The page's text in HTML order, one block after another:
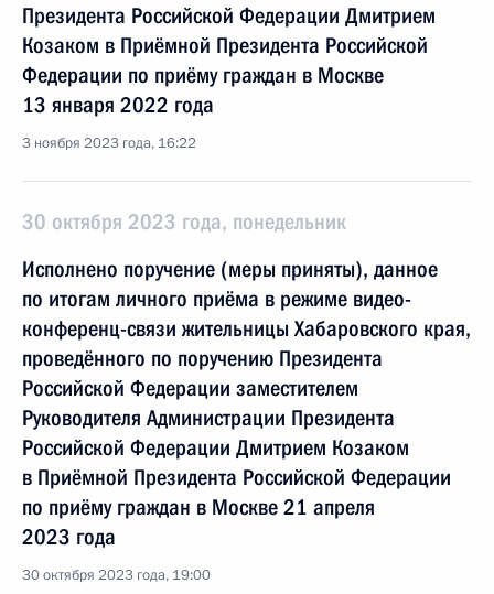
Президента Российской Федерации Дмитрием
Козаком в Приёмной Президента Российской
Федерации по приёму граждан в Москве
13 января 2022 года
3 ноября 2023 года, 16:22
30 октября 2023 года, понедельник
Исполнено поручение (меры приняты), данное
по итогам личного приёма в режиме видео-
конференц-связи жительницы Хабаровского края,
проведённого по поручению Президента
Российской Федерации заместителем
Руководителя Администрации Президента
Российской Федерации Дмитрием Козаком
в Приёмной Президента Российской Федерации
по приёму граждан в Москве 21 апреля
2023 года
30 октября 2023 года, 19:00